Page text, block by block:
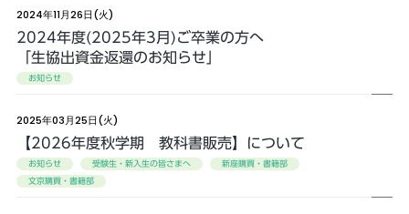
2024年11月26日(火)
2024年度(2025年3月)ご卒業の方へ
「生協出資金返還のお知らせ」
お知らせ
2025年03月25日(火)
【2026年度秋学期 教科書販売】について
お知らせ 受験生・新入生の皆さまへ 新座購買・書籍部
文京購買・書籍部